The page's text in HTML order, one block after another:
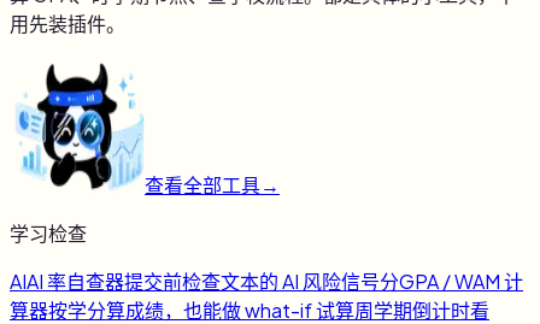
用先装插件。
查看全部工具→
学习检查
AIAI 率自查器提交前检查文本的 AI 风险信号分GPA / WAM 计
算器按学分算成绩，也能做 what-if 试算周学期倒计时看